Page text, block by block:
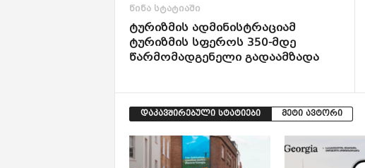
წინა სტატიაში
ტურიზმის ადმინისტრაციამ
ტურიზმის სფეროს 350-მდე
წარმომადგენელი გადაამზადა
დაკავშირებული სტატიები მეტი ავტორი